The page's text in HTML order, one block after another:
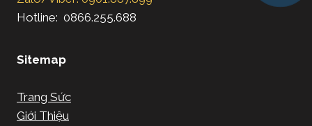
Hotline: 0866.255.688
Sitemap
Trang Sức
Giới Thiệu